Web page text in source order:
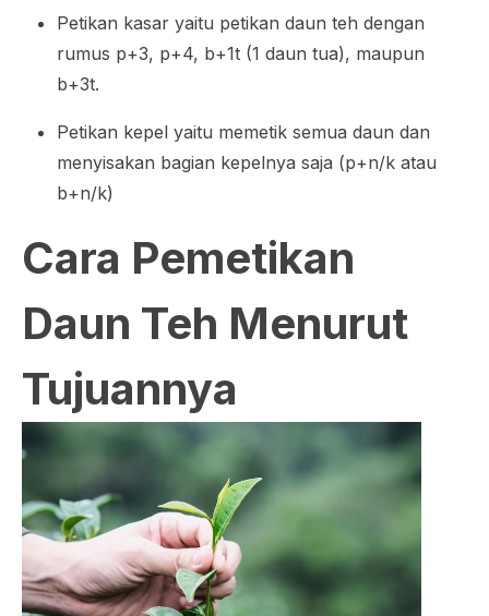
Petikan kasar yaitu petikan daun teh dengan
rumus p+3, p+4, b+1t (1 daun tua), maupun
b+3t.
Petikan kepel yaitu memetik semua daun dan
menyisakan bagian kepelnya saja (p+n/k atau
b+n/k)
Cara Pemetikan
Daun Teh Menurut
Tujuannya